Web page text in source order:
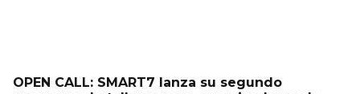
OPEN CALL: SMART7 lanza su segundo